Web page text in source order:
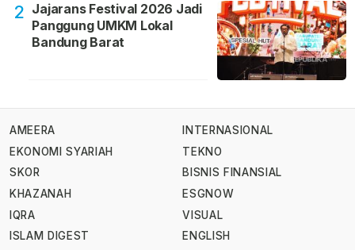
2 Jajarans Festival 2026 Jadi
Panggung UMKM Lokal
Bandung Barat
AMEERA
EKONOMI SYARIAH
SKOR
KHAZANAH
IQRA
ISLAM DIGEST
INTERNASIONAL
TEKNO
BISNIS FINANSIAL
ESGNOW
VISUAL
ENGLISH